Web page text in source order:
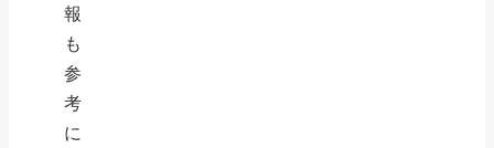
報
も
参
考
に